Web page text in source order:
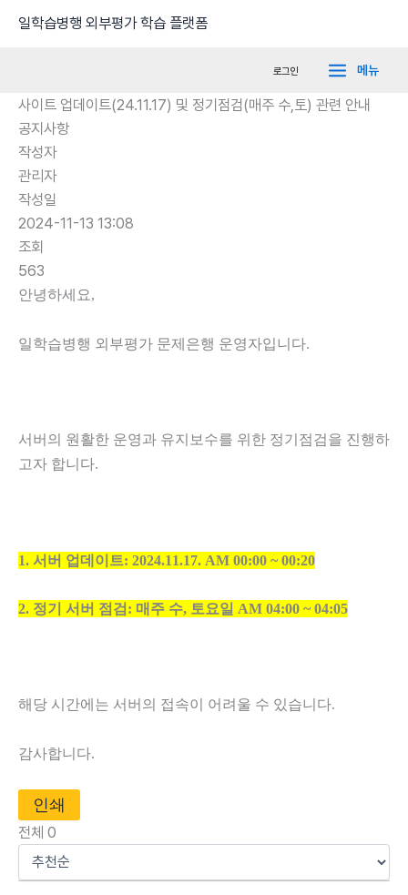
일학습병행 외부평가 학습 플랫폼
로그인
Menu
메뉴
사이트 업데이트(24.11.17) 및 정기점검(매주 수,토) 관련 안내
공지사항
작성자
관리자
작성일
2024-11-13 13:08
조회
563
안녕하세요,
일학습병행 외부평가 문제은행 운영자입니다.
서버의 원활한 운영과 유지보수를 위한 정기점검을 진행하
고자 합니다.
1. 서버 업데이트: 2024.11.17. AM 00:00 ~ 00:20
2. 정기 서버 점검: 매주 수, 토요일 AM 04:00 ~ 04:05
해당 시간에는 서버의 접속이 어려울 수 있습니다.
감사합니다.
인쇄
전체 0